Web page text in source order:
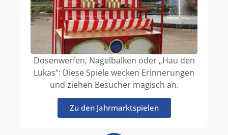
Dosenwerfen, Nagelbalken oder „Hau den
Lukas“: Diese Spiele wecken Erinnerungen
und ziehen Besucher magisch an.
Zu den Jahrmarktspielen